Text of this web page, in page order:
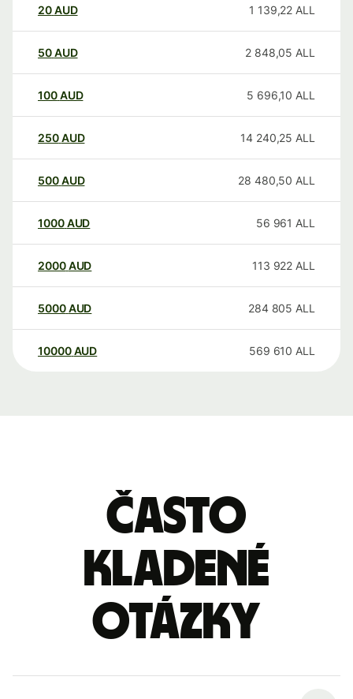
20AUD 1 139,22 ALL
50AUD 2 848,05 ALL
100AUD 5 696,10 ALL
250AUD 14 240,25 ALL
500AUD 28 480,50 ALL
1000AUD 56 961 ALL
2000AUD 113 922 ALL
5000AUD 284 805 ALL
10000 AUD 569 610 ALL
Často
kladené
otázky